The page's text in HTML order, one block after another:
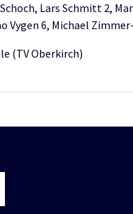
Lars Schmitt 2,
Vygen 6, Michael
(TV Oberkirch)